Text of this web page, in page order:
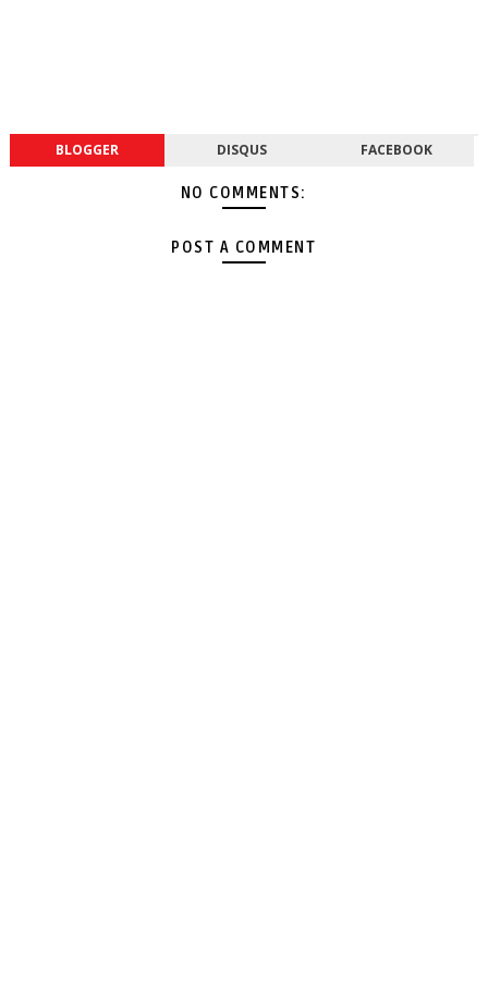
BLOGGER DISQUS FACEBOOK
NO COMMENTS:
POST A COMMENT